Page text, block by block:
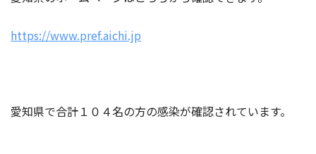
https://www.pref.aichi.jp
愛知県で合計１０４名の方の感染が確認されています。